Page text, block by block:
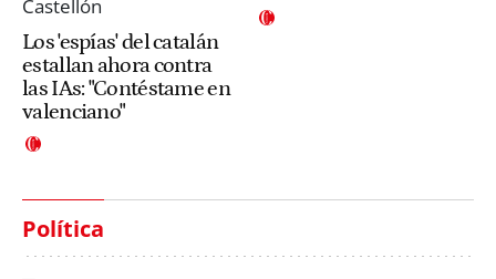
Los 'espías' del catalán
estallan ahora contra
las IAs: "Contéstame en
valenciano"
Política